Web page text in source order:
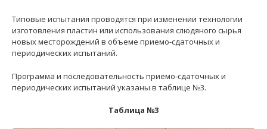
Типовые испытания проводятся при изменении технологии
изготовления пластин или использования слюдяного сырья
новых месторождений в объеме приемо-сдаточных и
периодических испытаний.
Программа и последовательность приемо-сдаточных и
периодических испытаний указаны в таблице №3.
Таблица №3